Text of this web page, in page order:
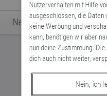
Nutzerverhalten mit Hilfe
ausgeschlossen, die
keine Werbung und
kann, benötigen wir aber
nun deine Zustimmung.
dich auch nicht weiter,
Nein, ich
Neologismen